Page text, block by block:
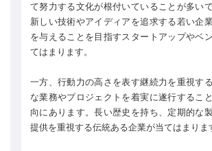
て努力する文化が根付いていることが多い
新しい技術やアイディアを追求する若い企
を与えることを目指すスタートアップやベ
てはまります。
一方、行動力の高さを表す継続力を重視す
な業務やプロジェクトを着実に遂行するこ
向にあります。長い歴史を持ち、定期的な
提供を重視する伝統ある企業が当てはまりま